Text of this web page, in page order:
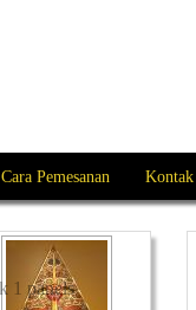
Cara Pemesanan